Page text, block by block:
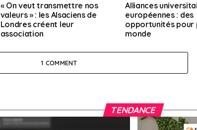
« On veut transmettre nos
valeurs » : les Alsaciens de
Londres créent leur
association
Alliances
européennes : des
opportunités pour
monde
1 COMMENT
TENDANCE